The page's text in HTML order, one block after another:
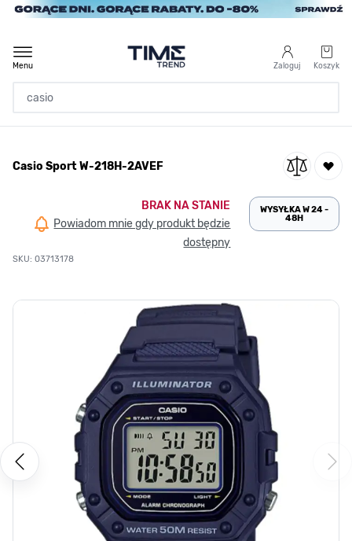
Przejdź do treści
Zaloguj Koszyk
Menu
/ Casio Sport W-218H-2AVEF
Casio Sport W-218H-2AVEF
BRAK NA STANIE
Powiadom mnie gdy produkt będzie
dostępny
SKU: 03713178
WYSYŁKA W 24 -
48H